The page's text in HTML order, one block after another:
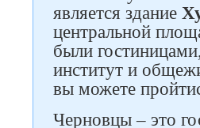
является здание
центральной
были
институт и
вы можете
Черновцы – это